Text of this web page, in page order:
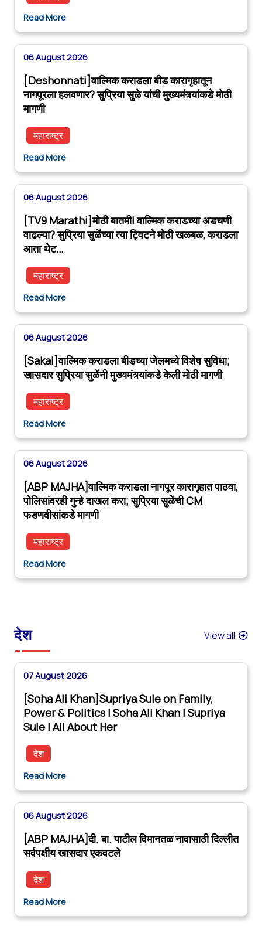
Read More
06 August 2026
[Deshonnati]वाल्मिक कराडला बीड कारागृहातून
नागपूरला हलवणार? सुप्रिया सुळे यांची मुख्यमंत्र्यांकडे मोठी
मागणी
महाराष्ट्र
Read More
06 August 2026
[TV9 Marathi]मोठी बातमी! वाल्मिक कराडच्या अडचणी
वाढल्या? सुप्रिया सुळेंच्या त्या ट्विटने मोठी खळबळ, कराडला
आता थेट…
महाराष्ट्र
Read More
06 August 2026
[Sakal]वाल्मिक कराडला बीडच्या जेलमध्ये विशेष सुविधा;
खासदार सुप्रिया सुळेंनी मुख्यमंत्र्यांकडे केली मोठी मागणी
महाराष्ट्र
Read More
06 August 2026
[ABP MAJHA]वाल्मिक कराडला नागपूर कारागृहात पाठवा,
पोलिसांवरही गुन्हे दाखल करा; सुप्रिया सुळेंची CM
फडणवीसांकडे मागणी
महाराष्ट्र
Read More
देश View all
07 August 2026
[Soha Ali Khan]Supriya Sule on Family,
Power & Politics | Soha Ali Khan | Supriya
Sule | All About Her
देश
Read More
06 August 2026
[ABP MAJHA]दी. बा. पाटील विमानतळ नावासाठी दिल्लीत
सर्वपक्षीय खासदार एकवटले
देश
Read More